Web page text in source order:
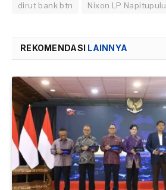
dirut bank btn Nixon LP Napitupulu
REKOMENDASI LAINNYA